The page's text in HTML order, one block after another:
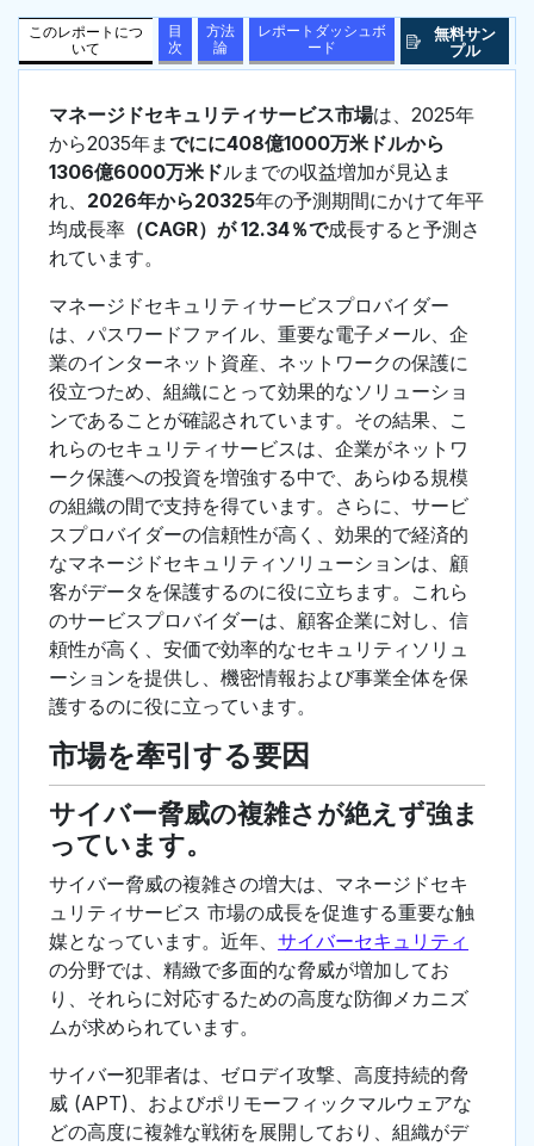
このレポートにつ
いて
目
次
方法
論
レポートダッシュボ
ード
無料サン
プル
マネージドセキュリティサービス市場は、2025年
から2035年ま でにに408億1000万米ドルから
1306億6000万米ドルまでの収益増加が見込ま
れ、 2026年から20325年の予測期間にかけて年平
均成長率 （CAGR）が 12.34％で成長すると予測さ
れています。
マネージドセキュリティサービスプロバイダー
は、パスワードファイル、重要な電子メール、企
業のインターネット資産、ネットワークの保護に
役立つため、組織にとって効果的なソリューショ
ンであることが確認されています。その結果、こ
れらのセキュリティサービスは、企業がネットワ
ーク保護への投資を増強する中で、あらゆる規模
の組織の間で支持を得ています。さらに、サービ
スプロバイダーの信頼性が高く、効果的で経済的
なマネージドセキュリティソリューションは、顧
客がデータを保護するのに役に立ちます。これら
のサービスプロバイダーは、顧客企業に対し、信
頼性が高く、安価で効率的なセキュリティソリュ
ーションを提供し、機密情報および事業全体を保
護するのに役に立っています。
市場を牽引する要因
サイバー脅威の複雑さが絶えず強ま
っています。
サイバー脅威の複雑さの増大は、マネージドセキ
ュリティサービス 市場の成長を促進する重要な触
媒となっています。近年、 サイバーセキュリティ
の分野では、精緻で多面的な脅威が増加してお
り、それらに対応するための高度な防御メカニズ
ムが求められています。
サイバー犯罪者は、ゼロデイ攻撃、高度持続的脅
威 (APT)、およびポリモーフィックマルウェアな
どの高度に複雑な戦術を展開しており、組織がデ